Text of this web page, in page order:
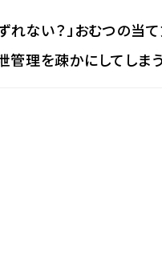
れない？」おむつの当
管理を疎かにしてしま